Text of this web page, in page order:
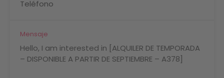
Mensaje